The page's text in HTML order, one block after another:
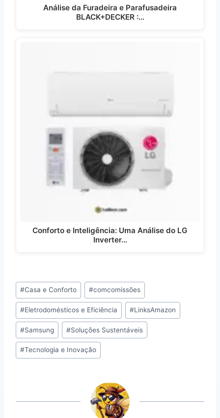
Análise da Furadeira e Parafusadeira
BLACK+DECKER :…
Conforto e Inteligência: Uma Análise do LG
Inverter…
Tags
do
Post:
#Casa e Conforto #comcomissões
#Eletrodomésticos e Eficiência #LinksAmazon
#Samsung #Soluções Sustentáveis
#Tecnologia e Inovação